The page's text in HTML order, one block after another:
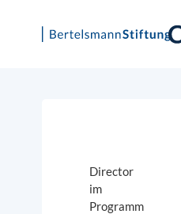
Director
im
Programm